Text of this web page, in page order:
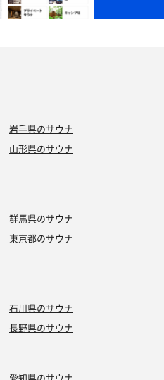
岩手県のサウナ
山形県のサウナ
群馬県のサウナ
東京都のサウナ
石川県のサウナ
長野県のサウナ